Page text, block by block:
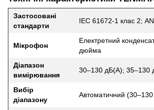
Застосовані
стандарти
IEC 61672-1 клас 2;
Мікрофон
Електретний
дюйма
Діапазон
вимірювання
30–130 дБ(A); 35–130
Вибір
діапазону
Автоматичний